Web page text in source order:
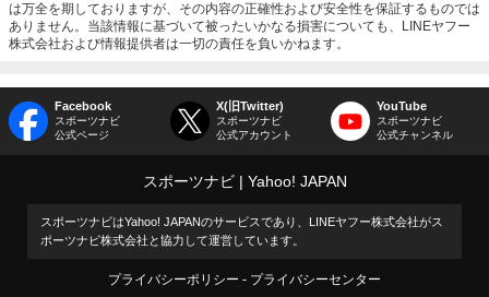
は万全を期しておりますが、その内容の正確性および安全性を保証するものでは
ありません。当該情報に基づいて被ったいかなる損害についても、LINEヤフー
株式会社および情報提供者は一切の責任を負いかねます。
Facebook
スポーツナビ
公式ページ
X(旧Twitter)
スポーツナビ
公式アカウント
YouTube
スポーツナビ
公式チャンネル
スポーツナビ Yahoo! JAPAN
スポーツナビはYahoo! JAPANのサービスであり、LINEヤフー株式会社がス
ポーツナビ株式会社と協力して運営しています。
プライバシーポリシー プライバシーセンター